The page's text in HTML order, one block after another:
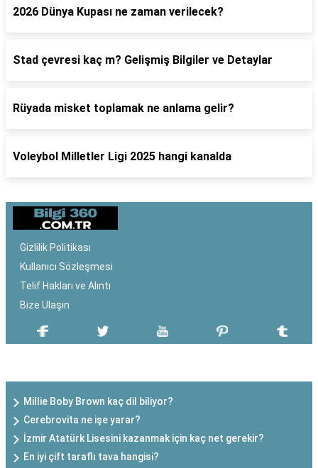
2026 Dünya Kupası ne zaman verilecek?
Stad çevresi kaç m? Gelişmiş Bilgiler ve Detaylar
Rüyada misket toplamak ne anlama gelir?
Voleybol Milletler Ligi 2025 hangi kanalda
Gizlilik Politikası
Kullanıcı Sözleşmesi
Telif Hakları ve Alıntı
Bize Ulaşın
Millie Boby Brown kaç dil biliyor?
Cerebrovita ne işe yarar?
İzmir Atatürk Lisesini kazanmak için kaç net gerekir?
En iyi çift taraflı tava hangisi?